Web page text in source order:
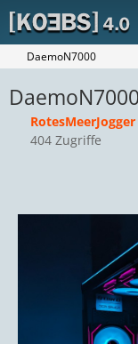
DaemoN7000
RotesMeerJogger
404 Zugriffe